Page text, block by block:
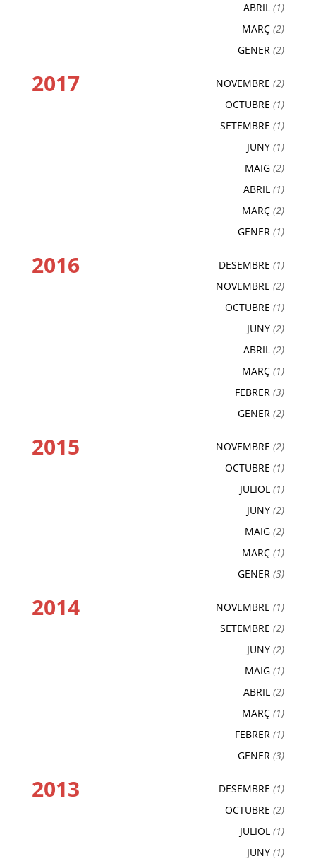
ABRIL (1)
MARÇ (2)
GENER (2)
2017 NOVEMBRE (2)
OCTUBRE (1)
SETEMBRE (1)
JUNY (1)
MAIG (2)
ABRIL (1)
MARÇ (2)
GENER (1)
2016 DESEMBRE (1)
NOVEMBRE (2)
OCTUBRE (1)
JUNY (2)
ABRIL (2)
MARÇ (1)
FEBRER (3)
GENER (2)
2015 NOVEMBRE (2)
OCTUBRE (1)
JULIOL (1)
JUNY (2)
MAIG (2)
MARÇ (1)
GENER (3)
2014 NOVEMBRE (1)
SETEMBRE (2)
JUNY (2)
MAIG (1)
ABRIL (2)
MARÇ (1)
FEBRER (1)
GENER (3)
2013 DESEMBRE (1)
OCTUBRE (2)
JULIOL (1)
JUNY (1)